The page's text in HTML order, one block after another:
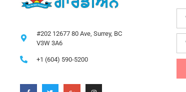
#202 12677 80 Ave, Surrey, BC
V3W 3A6
+1 (604) 590-5200